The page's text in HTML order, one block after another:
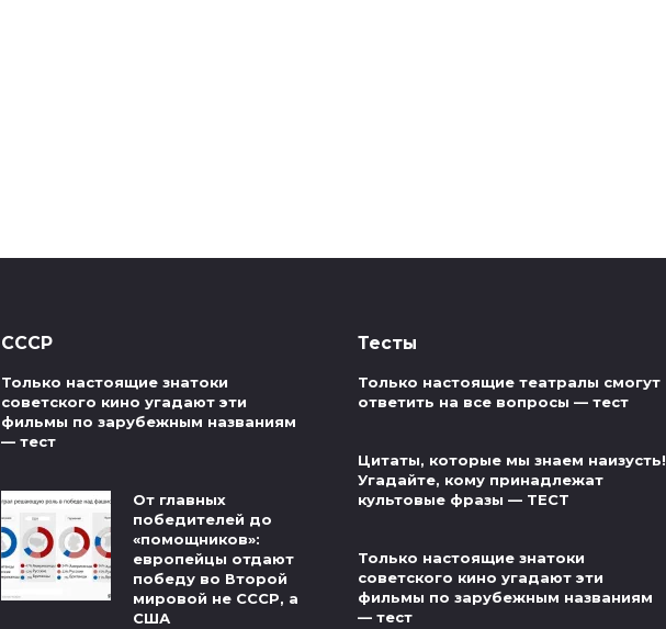
СССР
Только настоящие знатоки
советского кино угадают эти
фильмы по зарубежным названиям
— тест
От главных
победителей до
«помощников»:
европейцы отдают
победу во Второй
мировой не СССР, а
США
Тесты
Только настоящие театралы смогут
ответить на все вопросы — тест
Цитаты, которые мы знаем наизусть!
Угадайте, кому принадлежат
культовые фразы — ТЕСТ
Только настоящие знатоки
советского кино угадают эти
фильмы по зарубежным названиям
— тест